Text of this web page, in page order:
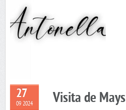
27
09 2024 Visita de